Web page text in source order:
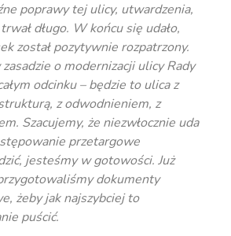
poprawy tej ulicy, utwardzenia,
długo. W końcu się udało,
został pozytywnie rozpatrzony.
o modernizacji ulicy Rady
odcinku – będzie to ulica z
z odwodnieniem, z
Szacujemy, że niezwłocznie uda
przetargowe
jesteśmy w gotowości. Już
dokumenty
żeby jak najszybciej to
puścić.